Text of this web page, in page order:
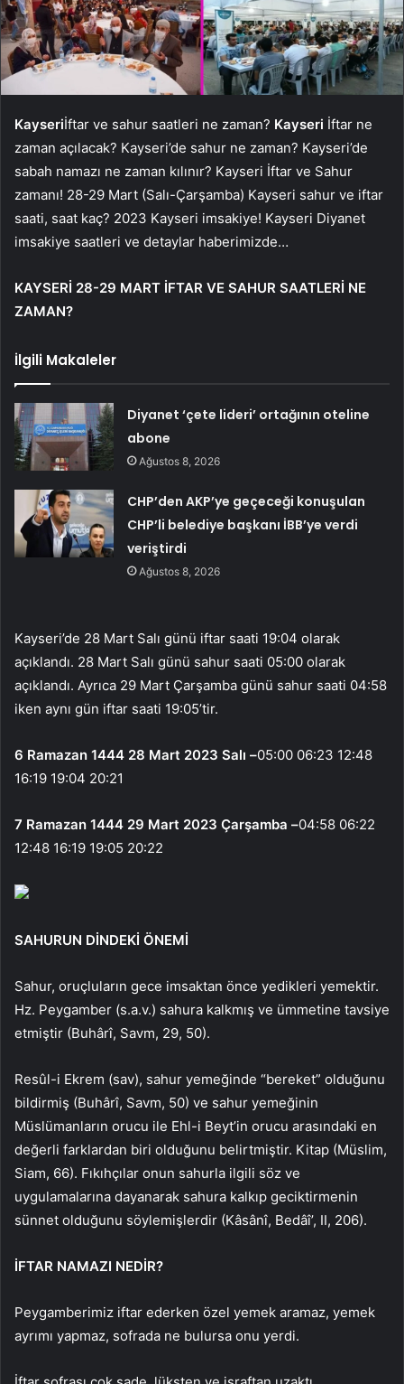
Kayseriİftar ve sahur saatleri ne zaman? Kayseri İftar ne
zaman açılacak? Kayseri’de sahur ne zaman? Kayseri’de
sabah namazı ne zaman kılınır? Kayseri İftar ve Sahur
zamanı! 28-29 Mart (Salı-Çarşamba) Kayseri sahur ve iftar
saati, saat kaç? 2023 Kayseri imsakiye! Kayseri Diyanet
imsakiye saatleri ve detaylar haberimizde…
KAYSERİ 28-29 MART İFTAR VE SAHUR SAATLERİ NE
ZAMAN?
İlgili Makaleler
Diyanet ‘çete lideri’ ortağının oteline
abone
Ağustos 8, 2026
CHP’den AKP’ye geçeceği konuşulan
CHP’li belediye başkanı İBB’ye verdi
veriştirdi
Ağustos 8, 2026
Kayseri’de 28 Mart Salı günü iftar saati 19:04 olarak
açıklandı. 28 Mart Salı günü sahur saati 05:00 olarak
açıklandı. Ayrıca 29 Mart Çarşamba günü sahur saati 04:58
iken aynı gün iftar saati 19:05’tir.
6 Ramazan 1444 28 Mart 2023 Salı –05:00 06:23 12:48
16:19 19:04 20:21
7 Ramazan 1444 29 Mart 2023 Çarşamba –04:58 06:22
12:48 16:19 19:05 20:22
SAHURUN DİNDEKİ ÖNEMİ
Sahur, oruçluların gece imsaktan önce yedikleri yemektir.
Hz. Peygamber (s.a.v.) sahura kalkmış ve ümmetine tavsiye
etmiştir (Buhârî, Savm, 29, 50).
Resûl-i Ekrem (sav), sahur yemeğinde “bereket” olduğunu
bildirmiş (Buhârî, Savm, 50) ve sahur yemeğinin
Müslümanların orucu ile Ehl-i Beyt’in orucu arasındaki en
değerli farklardan biri olduğunu belirtmiştir. Kitap (Müslim,
Siam, 66). Fıkıhçılar onun sahurla ilgili söz ve
uygulamalarına dayanarak sahura kalkıp geciktirmenin
sünnet olduğunu söylemişlerdir (Kâsânî, Bedâî’, II, 206).
İFTAR NAMAZI NEDİR?
Peygamberimiz iftar ederken özel yemek aramaz, yemek
ayrımı yapmaz, sofrada ne bulursa onu yerdi.